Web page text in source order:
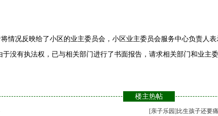
况反映给了小区的业主委员会，小区业主委员会服务中心负责人
没有执法权，已与相关部门进行了书面报告，请求相关部门和业主
楼主热帖
比生孩子还要
[亲子乐园]